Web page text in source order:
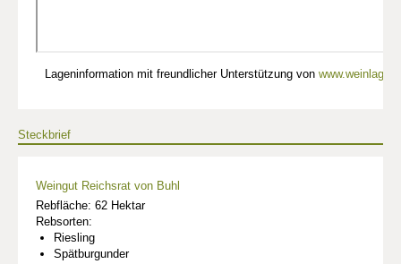
Lageninformation mit freundlicher Unterstützung von
Steckbrief
Weingut Reichsrat von Buhl
Rebfläche: 62 Hektar
Rebsorten:
Riesling
Spätburgunder